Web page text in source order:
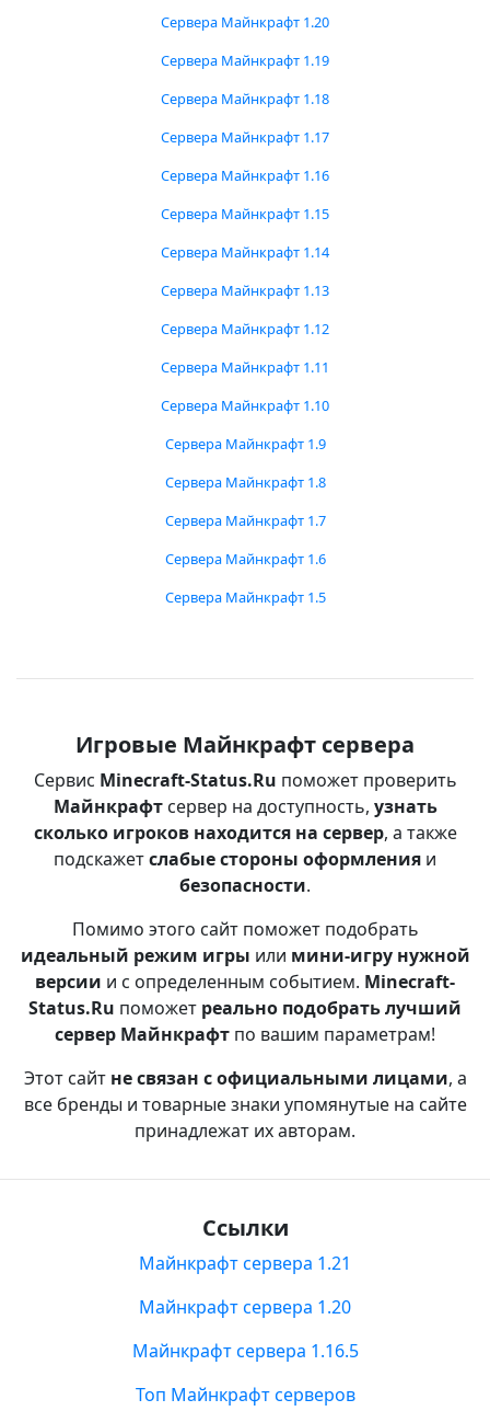
Сервера Майнкрафт 1.20
Сервера Майнкрафт 1.19
Сервера Майнкрафт 1.18
Сервера Майнкрафт 1.17
Сервера Майнкрафт 1.16
Сервера Майнкрафт 1.15
Сервера Майнкрафт 1.14
Сервера Майнкрафт 1.13
Сервера Майнкрафт 1.12
Сервера Майнкрафт 1.11
Сервера Майнкрафт 1.10
Сервера Майнкрафт 1.9
Сервера Майнкрафт 1.8
Сервера Майнкрафт 1.7
Сервера Майнкрафт 1.6
Сервера Майнкрафт 1.5
Игровые Майнкрафт сервера
Сервис Minecraft-Status.Ru поможет проверить
Майнкрафтсервер на доступность, узнать
сколько игроков находится на сервер, а также
подскажетслабые стороны оформления и
безопасности.
Помимо этого сайт поможет подобрать
идеальный режим игры или мини-игру нужной
версии и с определенным событием. Minecraft-
Status.Ru поможет реально подобрать лучший
сервер Майнкрафт по вашим параметрам!
Этот сайт не связан с официальными лицами, а
все бренды и товарные знаки упомянутые на сайте
принадлежат их авторам.
Ссылки
Майнкрафт сервера 1.21
Майнкрафт сервера 1.20
Майнкрафт сервера 1.16.5
Топ Майнкрафт серверов